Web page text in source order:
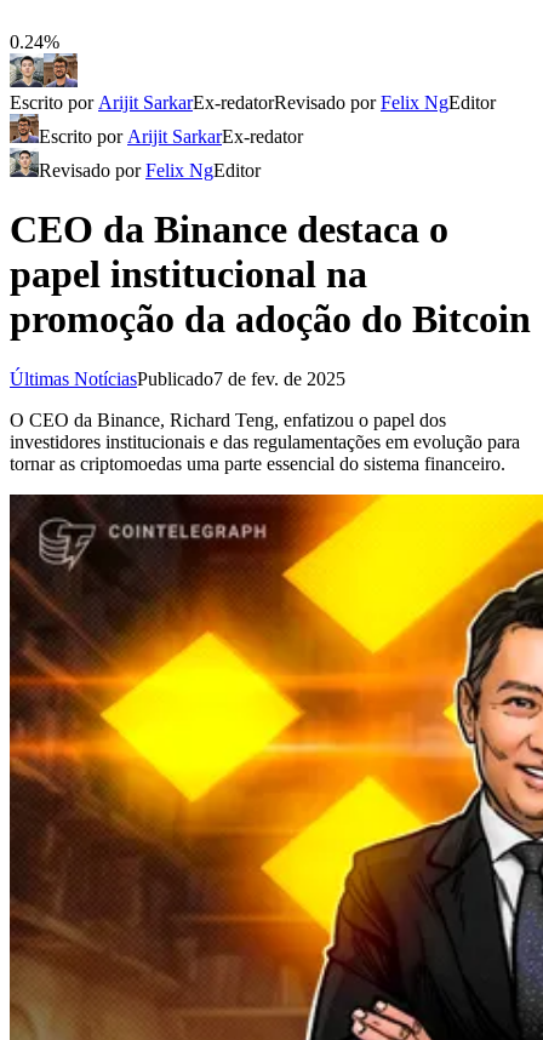
0.24%
Escrito por Arijit SarkarEx-redatorRevisado porFelix NgEditor
Escrito por Arijit SarkarEx-redator
Revisado porFelix NgEditor
CEO da Binance destaca o
papel institucional na
promoção da adoção do Bitcoin
Últimas NotíciasPublicado7 de fev. de 2025
O CEO da Binance, Richard Teng, enfatizou o papel dos
investidores institucionais e das regulamentações em evolução para
tornar as criptomoedas uma parte essencial do sistema financeiro.